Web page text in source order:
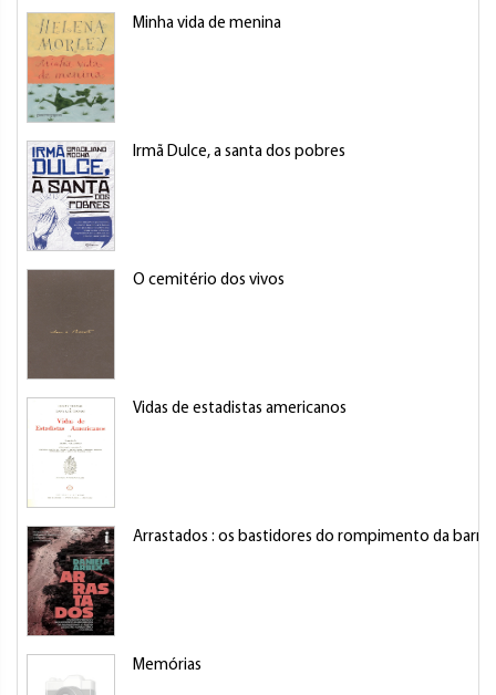
Minha vida de menina
Irmã Dulce, a santa dos pobres
O cemitério dos vivos
Vidas de estadistas americanos
Arrastados : os bastidores do rompimento da
Memórias